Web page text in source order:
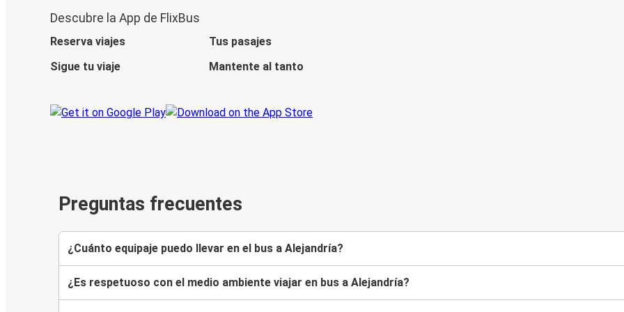
Descubre la App de FlixBus
Reserva viajes
Tus pasajes
Sigue tu viaje
Mantente al tanto
Preguntas frecuentes
¿Cuánto equipaje puedo llevar en el bus a Alejandría?
¿Es respetuoso con el medio ambiente viajar en bus a Alejandría?